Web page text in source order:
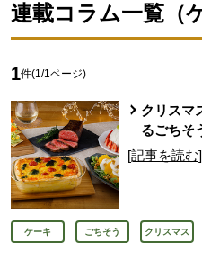
連載コラム一覧（
1件(1 /1 ページ)
クリスマ
るごちそ
[記事を読む]
ケーキ ごちそう クリスマス